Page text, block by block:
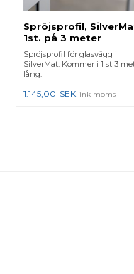
Spröjsprofil,
1st. på 3 meter
Spröjsprofil för glasvägg i
SilverMat. Kommer i 1 st 3
lång.
1.145,00 SEK ink moms